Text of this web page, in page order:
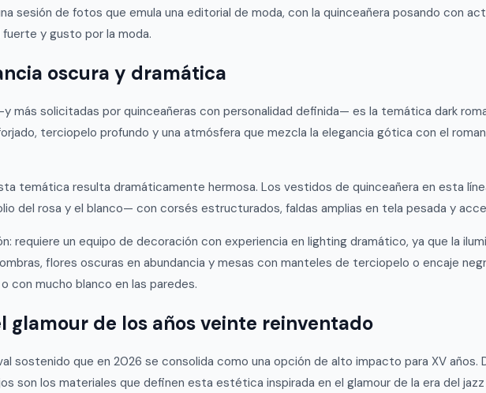
sesión de fotos que emula una editorial de moda, con la quinceañera posando con
y gusto por la moda.
oscura y dramática
más solicitadas por quinceañeras con personalidad definida— es la temática dark
terciopelo profundo y una atmósfera que mezcla la elegancia gótica con el
temática resulta dramáticamente hermosa. Los vestidos de quinceañera en esta
del rosa y el blanco— con corsés estructurados, faldas amplias en tela pesada y
requiere un equipo de decoración con experiencia en lighting dramático, ya que la
flores oscuras en abundancia y mesas con manteles de terciopelo o encaje
con mucho blanco en las paredes.
glamour de los años veinte reinventado
sostenido que en 2026 se consolida como una opción de alto impacto para XV
son los materiales que definen esta estética inspirada en el glamour de la era del